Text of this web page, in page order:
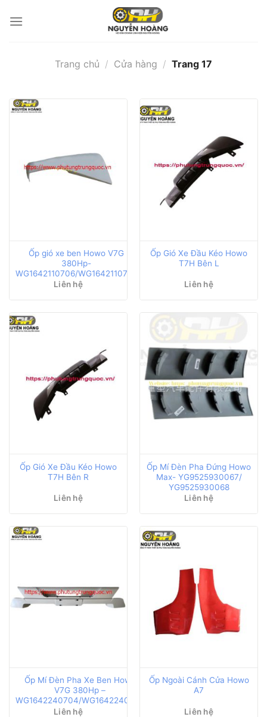
qua
Trang chủ / Cửa hàng / Trang 17
Ốp gió xe ben Howo V7G
380Hp-
WG1642110706/WG1642110705
Liên hệ
Ốp Gió Xe Đầu Kéo Howo
T7H Bên L
Liên hệ
Ốp Gió Xe Đầu Kéo Howo
T7H Bên R
Liên hệ
Ốp Mí Đèn Pha Đứng Howo
Max- YG9525930067/
YG9525930068
Liên hệ
Ốp Mí Đèn Pha Xe Ben Howo
V7G 380Hp –
WG1642240704/WG1642240703
Liên hệ
Ốp Ngoài Cánh Cửa Howo
A7
Liên hệ